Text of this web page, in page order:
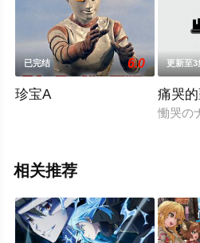
已完结 6.0
珍宝A
更新至3
痛哭
慟哭の
相关推荐